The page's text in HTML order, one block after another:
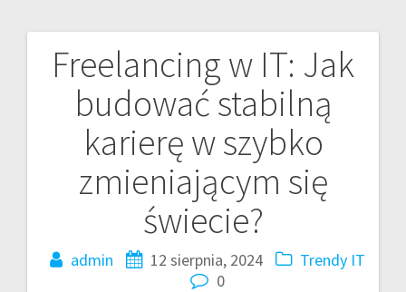
Freelancing w IT: Jak
budować stabilną
karierę w szybko
zmieniającym się
świecie?
admin 12 sierpnia, 2024
Trendy IT
0
Nawigacja
wpisu